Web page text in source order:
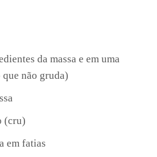
da massa e em uma
não gruda)
(cru)
em fatias